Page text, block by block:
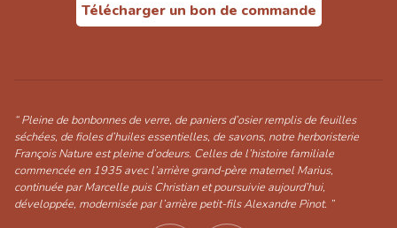
Télécharger un bon de commande
“ Pleine de bonbonnes de verre, de paniers d’osier remplis de feuilles
séchées, de fioles d’huiles essentielles, de savons, notre herboristerie
François Nature est pleine d’odeurs. Celles de l’histoire familiale
commencée en 1935 avec l’arrière grand-père maternel Marius,
continuée par Marcelle puis Christian et poursuivie aujourd’hui,
développée, modernisée par l’arrière petit-fils Alexandre Pinot. ”